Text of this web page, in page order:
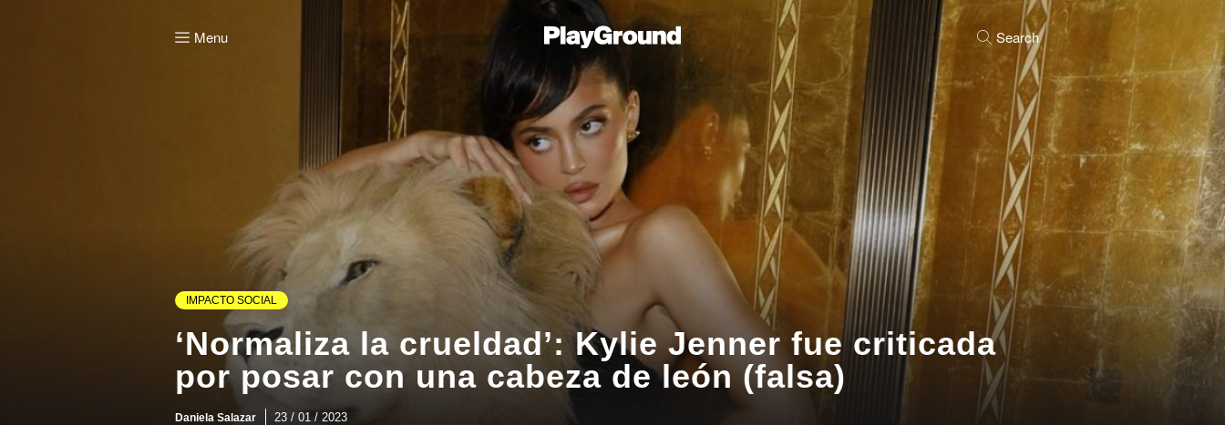
Menu Search
IMPACTO SOCIAL
‘Normaliza la crueldad’: Kylie Jenner fue criticada
por posar con una cabeza de león (falsa)
Daniela Salazar 23 / 01 / 2023